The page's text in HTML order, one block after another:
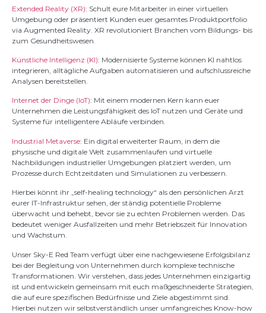
Extended Reality (XR): Schult eure Mitarbeiter in einer virtuellen
Umgebung oder präsentiert Kunden euer gesamtes Produktportfolio
via Augmented Reality. XR revolutioniert Branchen vom Bildungs- bis
zum Gesundheitswesen.
Künstliche Intelligenz (KI): Modernisierte Systeme können KI nahtlos
integrieren, alltägliche Aufgaben automatisieren und aufschlussreiche
Analysen bereitstellen.
Internet der Dinge (IoT): Mit einem modernen Kern kann euer
Unternehmen die Leistungsfähigkeit des IoT nutzen und Geräte und
Systeme für intelligentere Abläufe verbinden.
Industrial Metaverse: Ein digital erweiterter Raum, in dem die
physische und digitale Welt zusammenlaufen und virtuelle
Nachbildungen industrieller Umgebungen platziert werden, um
Prozesse durch Echtzeitdaten und Simulationen zu verbessern.
Hierbei könnt ihr „self-healing technology“ als den persönlichen Arzt
eurer IT-Infrastruktur sehen, der ständig potentielle Probleme
überwacht und behebt, bevor sie zu echten Problemen werden. Das
bedeutet weniger Ausfallzeiten und mehr Betriebszeit für Innovation
und Wachstum.
Unser Sky-E Red Team verfügt über eine nachgewiesene Erfolgsbilanz
bei der Begleitung von Unternehmen durch komplexe technische
Transformationen. Wir verstehen, dass jedes Unternehmen einzigartig
ist und entwickeln gemeinsam mit euch maßgeschneiderte Strategien,
die auf eure spezifischen Bedürfnisse und Ziele abgestimmt sind.
Hierbei nutzen wir selbstverständlich unser umfangreiches Know-how